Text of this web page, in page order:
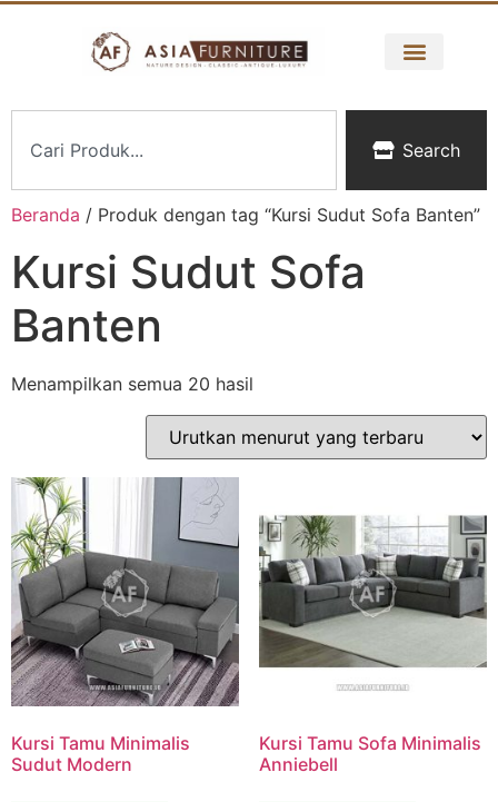
Search
Beranda / Produk dengan tag “Kursi Sudut Sofa Banten”
Kursi Sudut Sofa
Banten
Menampilkan semua 20 hasil
Kursi Tamu Minimalis
Sudut Modern
Kursi Tamu Sofa Minimalis
Anniebell